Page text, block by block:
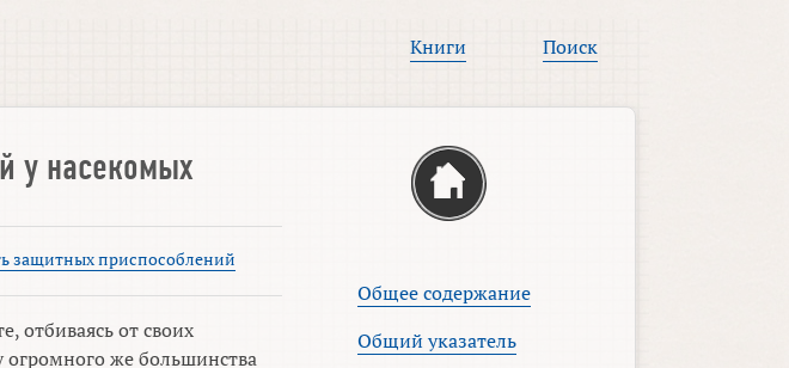
Книги Поиск
у насекомых
защитных приспособлений
отбиваясь от своих
же большинства
Общее содержание
Общий указатель